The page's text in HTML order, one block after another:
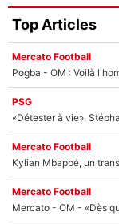
Top Articles
Mercato Football
Pogba - OM : Voilà
PSG
«Détester à vie»,
Mercato Football
Kylian Mbappé, un
Mercato Football